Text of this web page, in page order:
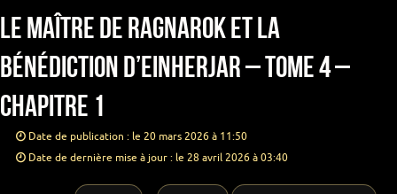
Le Maître de Ragnarok et la
Bénédiction d’Einherjar – Tome 4 –
Chapitre 1
Date de publication : le 20 mars 2026 à 11:50
Date de dernière mise à jour : le 28 avril 2026 à 03:40